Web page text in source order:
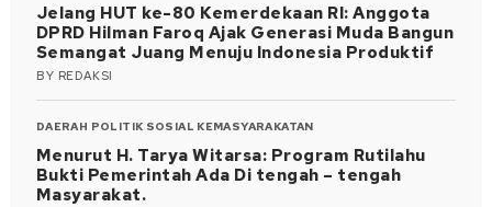
Jelang HUT ke-80 Kemerdekaan RI: Anggota
DPRD Hilman Faroq Ajak Generasi Muda Bangun
Semangat Juang Menuju Indonesia Produktif
BY REDAKSI
DAERAH POLITIK SOSIAL KEMASYARAKATAN
Menurut H. Tarya Witarsa: Program Rutilahu
Bukti Pemerintah Ada Di tengah – tengah
Masyarakat.